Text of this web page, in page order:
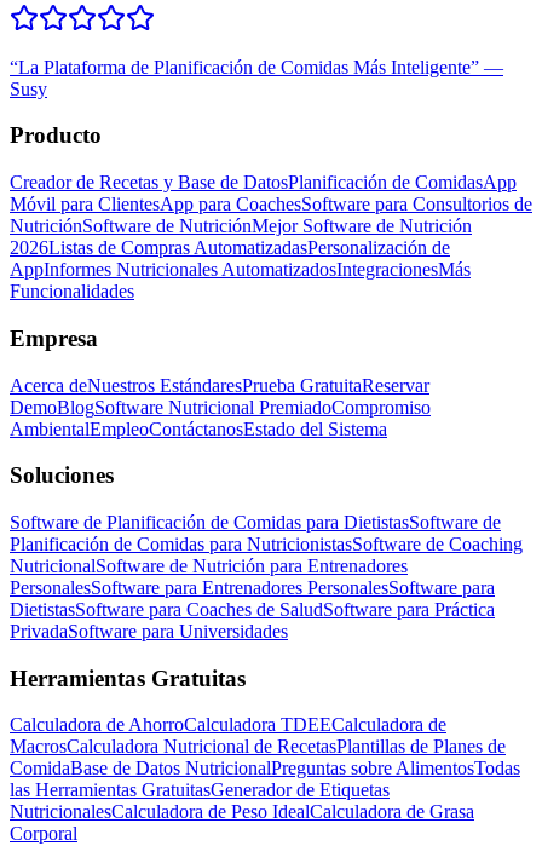
“La Plataforma de Planificación de Comidas Más Inteligente” —
Susy
Producto
Creador de Recetas y Base de DatosPlanificación de ComidasApp
Móvil para ClientesApp para CoachesSoftware para Consultorios de
NutriciónSoftware de NutriciónMejor Software de Nutrición
2026Listas de Compras AutomatizadasPersonalización de
AppInformes Nutricionales AutomatizadosIntegracionesMás
Funcionalidades
Empresa
Acerca deNuestros EstándaresPrueba GratuitaReservar
DemoBlogSoftware Nutricional PremiadoCompromiso
AmbientalEmpleoContáctanosEstado del Sistema
Soluciones
Software de Planificación de Comidas para DietistasSoftware de
Planificación de Comidas para NutricionistasSoftware de Coaching
NutricionalSoftware de Nutrición para Entrenadores
PersonalesSoftware para Entrenadores PersonalesSoftware para
DietistasSoftware para Coaches de SaludSoftware para Práctica
PrivadaSoftware para Universidades
Herramientas Gratuitas
Calculadora de AhorroCalculadora TDEECalculadora de
MacrosCalculadora Nutricional de RecetasPlantillas de Planes de
ComidaBase de Datos NutricionalPreguntas sobre AlimentosTodas
las Herramientas GratuitasGenerador de Etiquetas
NutricionalesCalculadora de Peso IdealCalculadora de Grasa
Corporal